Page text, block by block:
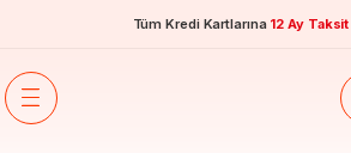
Tüm Kredi Kartlarına 12 Ay Taksit